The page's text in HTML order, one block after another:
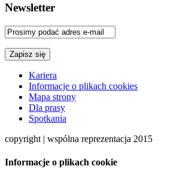
Newsletter
Kariera
Informacje o plikach cookies
Mapa strony
Dla prasy
Spotkania
copyright | wspólna reprezentacja 2015
Informacje o plikach cookie